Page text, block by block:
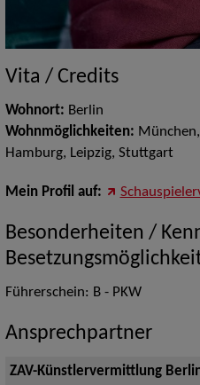
Vita / Credits
Wohnort: Berlin
Wohnmöglichkeiten:
Hamburg, Leipzig, Stuttgart
Mein Profil auf:
Besonderheiten /
Führerschein: B - PKW
Ansprechpartner
ZAV-Künstlervermittlung